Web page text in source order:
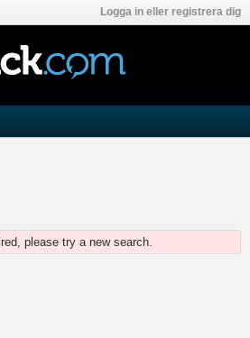
Logga in eller registrera dig
please try a new search.